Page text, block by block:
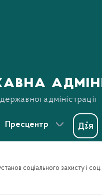
адміністрації
Пресцентр
Про схвалення проєкту змін до районної програми діяльності,